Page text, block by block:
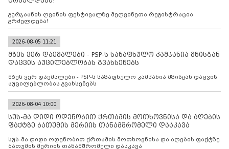
გურჯაანის ღვინის ფესტივალზე მეღვინეთა რეგისტრაცია
გრძელდება!
2026-08-05 11:21
მზეს ვერ დაემალები - PSP-ს საზაფხულო კამპანია მზისგან
დაცვის აუცილებლობას გვახსენებს
მზეს ვერ დაემალები - PSP-ს საზაფხულო კამპანია მზისგან დაცვის
აუცილებლობას გვახსენებს
2026-08-04 10:00
სუს-მა დიდი ოდენობით ქრთამის მოთხოვნისა და აღების
ფაქტზე ბათუმის მერიის თანამშრომელი დააკავა
სუს-მა დიდი ოდენობით ქრთამის მოთხოვნისა და აღების ფაქტზე
ბათუმის მერიის თანამშრომელი დააკავა